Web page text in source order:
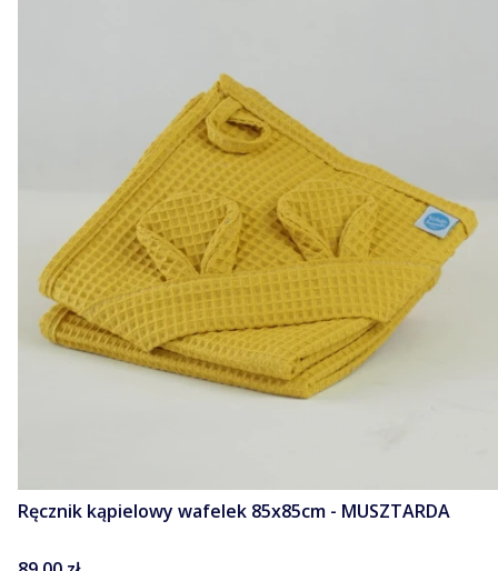
Ręcznik kąpielowy wafelek 85x85cm - MUSZTARDA